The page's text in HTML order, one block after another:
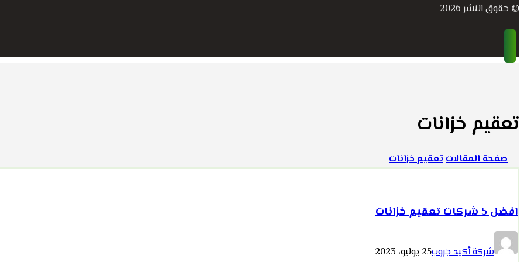
© حقوق النشر 2026
تعقيم خزانات
صفحة المقالاتتعقيم خزانات
افضل 5 شركات تعقيم خزانات
شركة أكيد جروب25 يوليو، 2023